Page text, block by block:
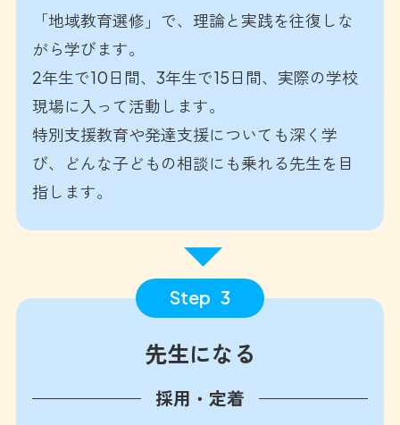
「地域教育選修」で、理論と実践を往復しな
がら学びます。
2年生で10日間、3年生で15日間、実際の学校
現場に入って活動します。
特別支援教育や発達支援についても深く学
び、どんな子どもの相談にも乗れる先生を目
指します。
Step 3
先生になる
採用・定着